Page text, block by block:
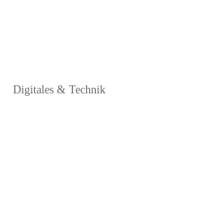
Digitales & Technik